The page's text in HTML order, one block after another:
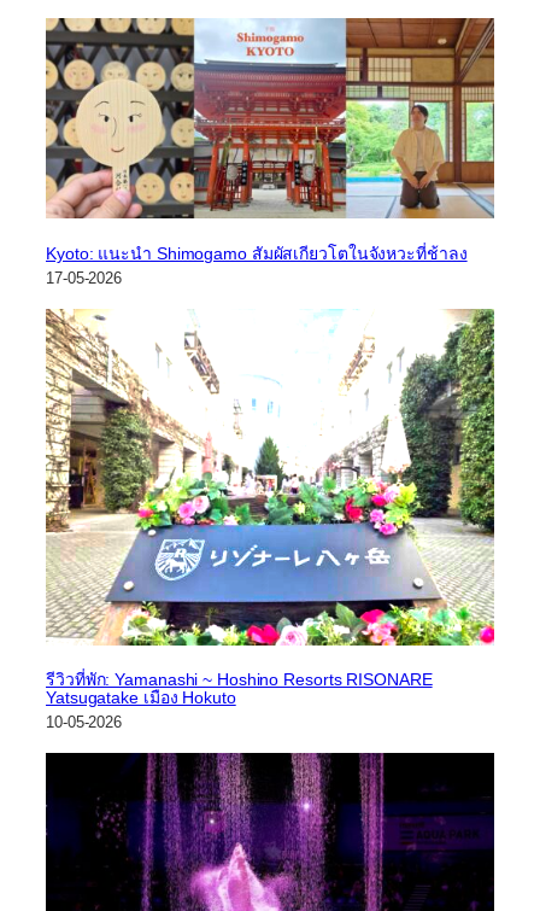
Kyoto: แนะนำ Shimogamo สัมผัสเกียวโตในจังหวะที่ช้าลง
17-05-2026
รีวิวที่พัก: Yamanashi ~ Hoshino Resorts RISONARE
Yatsugatake เมือง Hokuto
10-05-2026